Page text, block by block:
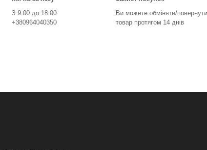
З 9:00 до 18:00
+380964040350
Ви можете обміняти/повернути
товар протягом 14 днів